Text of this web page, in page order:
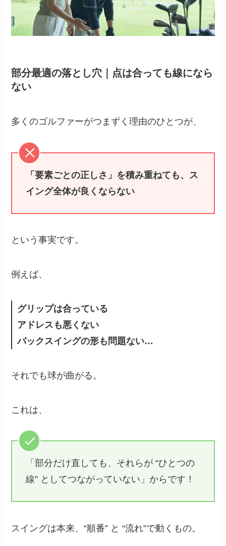
部分最適の落とし穴｜点は合っても線になら
ない
多くのゴルファーがつまずく理由のひとつが、
「要素ごとの正しさ」を積み重ねても、ス
イング全体が良くならない
という事実です。
例えば、
グリップは合っている
アドレスも悪くない
バックスイングの形も問題ない…
それでも球が曲がる。
これは、
「部分だけ直しても、それらが “ひとつの
線” としてつながっていない」からです！
スイングは本来、“順番” と “流れ”で動くもの。